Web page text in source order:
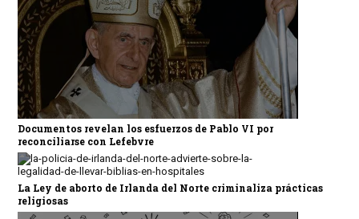
Documentos revelan los esfuerzos de Pablo VI por
reconciliarse con Lefebvre
La Ley de aborto de Irlanda del Norte criminaliza prácticas
religiosas